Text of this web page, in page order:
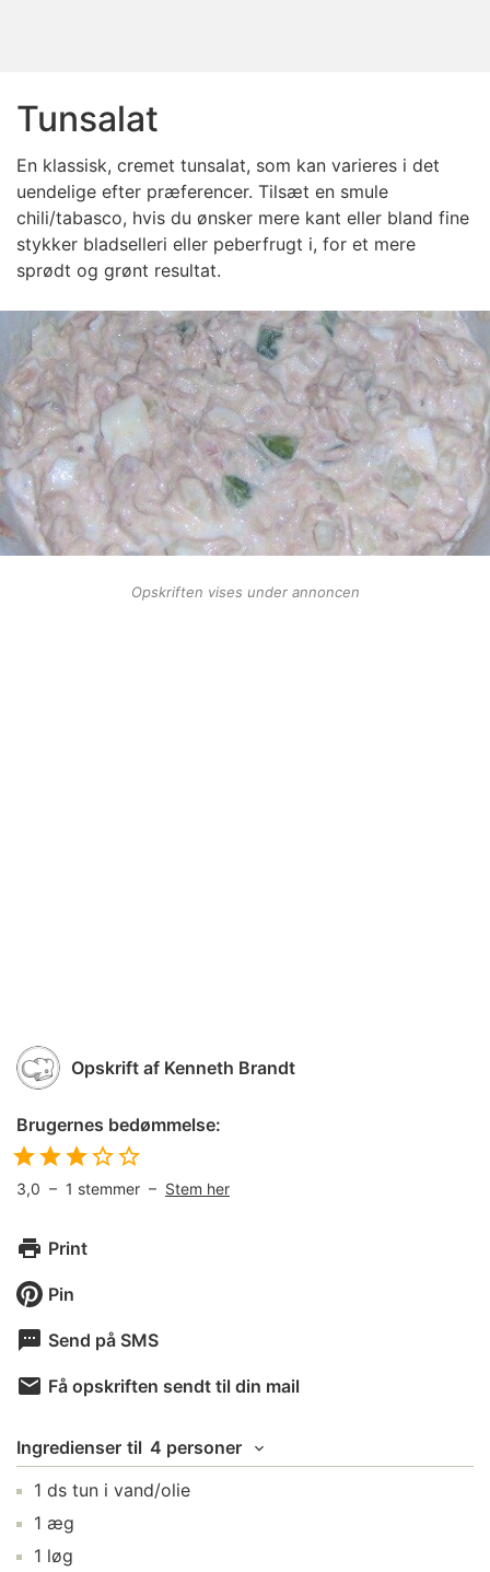
Tunsalat
En klassisk, cremet tunsalat, som kan varieres i det
uendelige efter præferencer. Tilsæt en smule
chili/tabasco, hvis du ønsker mere kant eller bland fine
stykker bladselleri eller peberfrugt i, for et mere
sprødt og grønt resultat.
Opskriften vises under annoncen
Opskrift af Kenneth Brandt
Brugernes bedømmelse:
3,0 – 1 stemmer – Stem her
Print
Pin
Send på SMS
Få opskriften sendt til din mail
Ingredienser til 4 personer
1 ds tun i vand/olie
1 æg
1 løg